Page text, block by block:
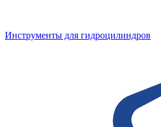
Инструменты для гидроцилиндров